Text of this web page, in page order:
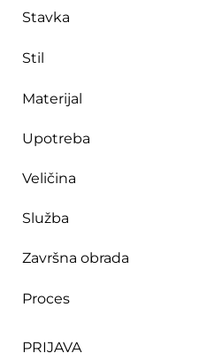
Stavka
Stil
Materijal
Upotreba
Veličina
Služba
Završna obrada
Proces
PRIJAVA